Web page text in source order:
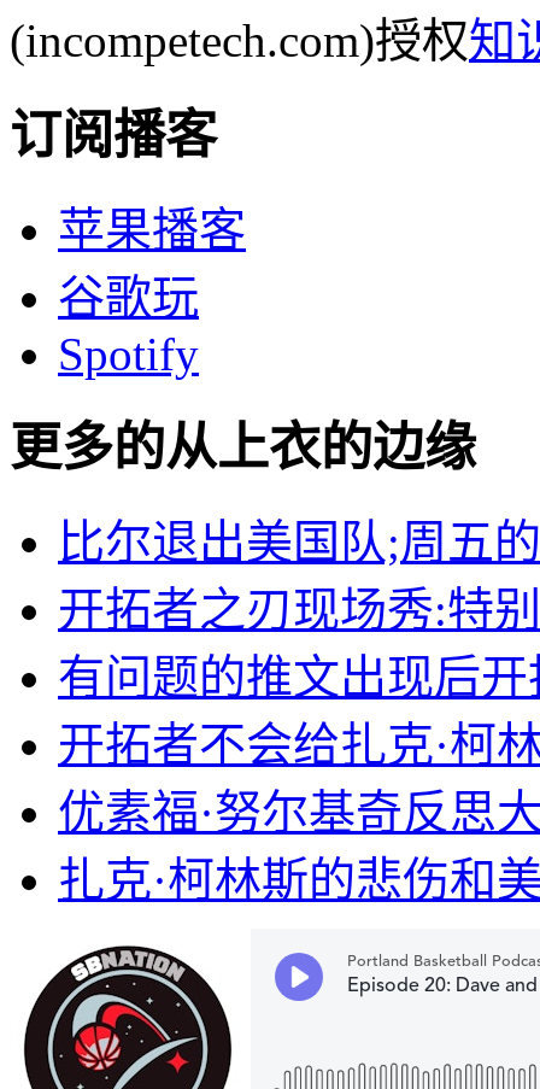
(incompetech.com)授权知
订阅播客
苹果播客
谷歌玩
Spotify
更多的从上衣的边缘
比尔退出美国队;周五
开拓者之刃现场秀:特
有问题的推文出现后
开拓者不会给扎克·柯
优素福·努尔基奇反思
扎克·柯林斯的悲伤和